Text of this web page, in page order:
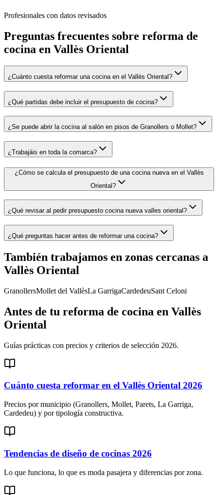
Profesionales con datos revisados
Preguntas frecuentes sobre reforma de
cocina en Vallès Oriental
¿Cuánto cuesta reformar una cocina en el Vallès Oriental?
¿Qué partidas debe incluir el presupuesto de cocina?
¿Se puede abrir la cocina al salón en pisos de Granollers o Mollet?
¿Trabajáis en toda la comarca?
¿Cómo se calcula el presupuesto de una cocina nueva en el Vallès
Oriental?
¿Qué revisar al pedir presupuesto cocina nueva valles oriental?
¿Qué preguntas hacer antes de reformar una cocina?
También trabajamos en zonas cercanas a
Vallès Oriental
GranollersMollet del VallèsLa GarrigaCardedeuSant Celoni
Antes de tu reforma de cocina en Vallès
Oriental
Guías prácticas con precios y criterios de selección 2026.
Cuánto cuesta reformar en el Vallès Oriental 2026
Precios por municipio (Granollers, Mollet, Parets, La Garriga,
Cardedeu) y por tipología constructiva.
Tendencias de diseño de cocinas 2026
Lo que funciona, lo que es moda pasajera y diferencias por zona.